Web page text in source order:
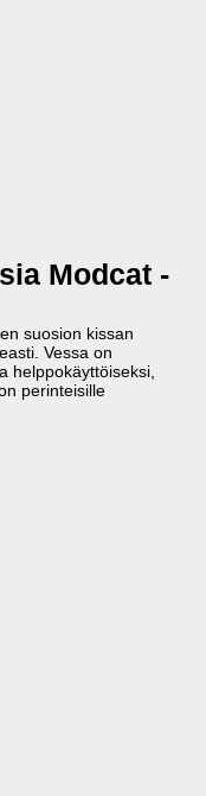
Modcat -
suosion kissan
Vessa on
helppokäyttöiseksi,
perinteisille